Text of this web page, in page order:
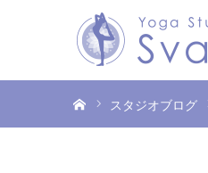
スタジオブログ